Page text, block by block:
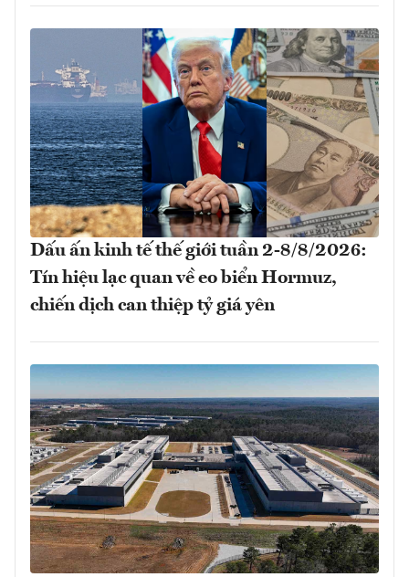
Dấu ấn kinh tế thế giới tuần 2-8/8/2026:
Tín hiệu lạc quan về eo biển Hormuz,
chiến dịch can thiệp tỷ giá yên